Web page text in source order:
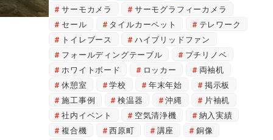
サーモカメラ
サーモグラフィーカメラ
セール
タイルカーペット
テレワーク
トイレブース
ハイブリッドファン
フォールディングテーブル
プチリノベ
ホワイトボード
ロッカー
両袖机
休憩室
学校 年末年始
掲示板
施工事例
検温器 沖縄
片袖机
社内イベント
空気清浄機
納入実績
複合機
西原町 講座
銅像